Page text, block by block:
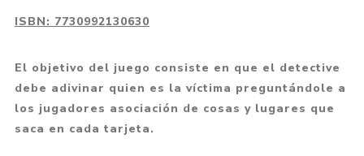
ISBN: 7730992130630
El objetivo del juego consiste en que el detective
debe adivinar quien es la víctima preguntándole a
los jugadores asociación de cosas y lugares que
saca en cada tarjeta.